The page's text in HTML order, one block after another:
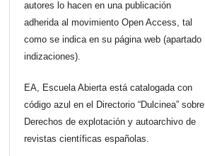
autores lo hacen en una publicación
adherida al movimiento Open Access, tal
como se indica en su página web (apartado
indizaciones).
EA, Escuela Abierta está catalogada con
código azul en el Directorio “Dulcinea” sobre
Derechos de explotación y autoarchivo de
revistas científicas españolas.